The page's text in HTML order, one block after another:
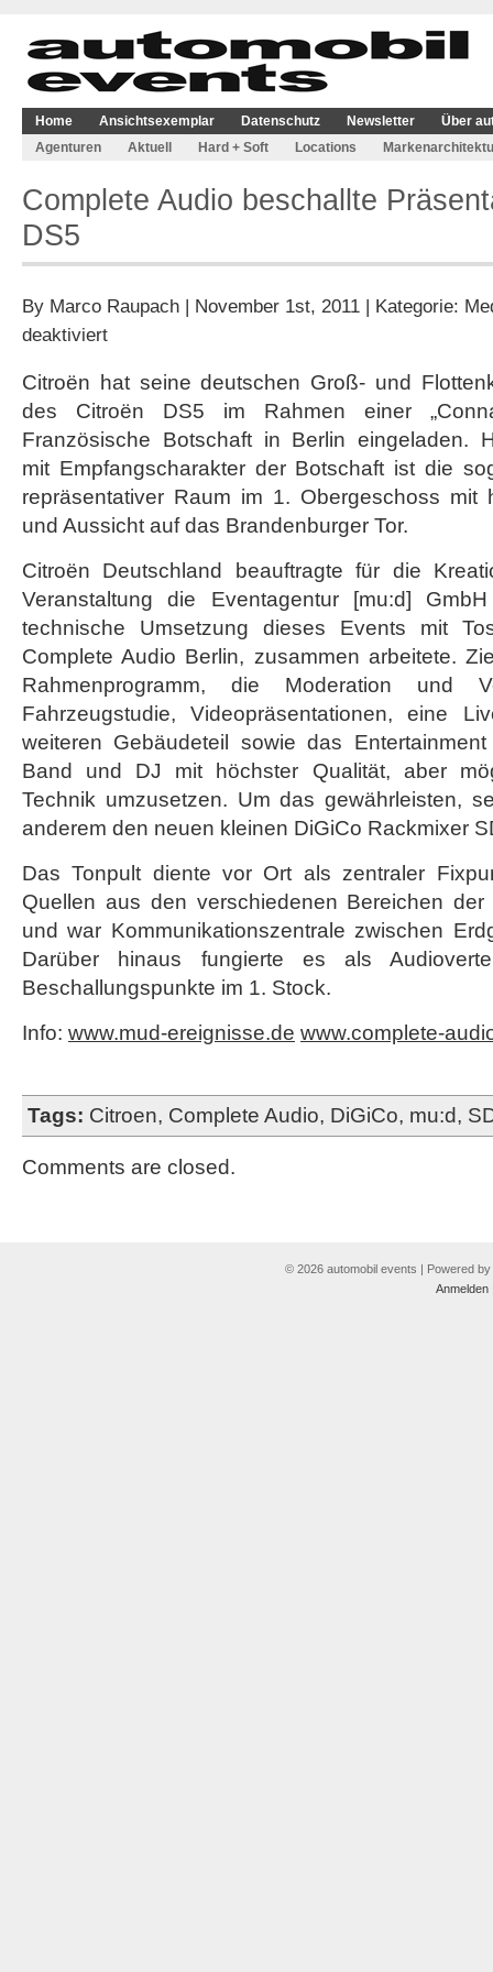
Home Ansichtsexemplar Datenschutz Newsletter
Über
Agenturen
Aktuell Hard + Soft Locations
Complete Audio beschallte
DS5
By Marco Raupach | November 1st, 2011 | Kategorie:
deaktiviertfür
beschallte
Präsentation
Citroën
DS5
Citroën hat seine deutschen Groß- und
des Citroën DS5 im Rahmen einer
Französische Botschaft in Berlin eingeladen.
mit Empfangscharakter der Botschaft ist die
repräsentativer Raum im 1. Obergeschoss mit
und Aussicht auf das Brandenburger Tor.
Citroën Deutschland beauftragte für die
Veranstaltung die Eventagentur [mu:d]
technische Umsetzung dieses Events mit
Complete Audio Berlin, zusammen arbeitete.
Rahmenprogramm, die Moderation und
Fahrzeugstudie, Videopräsentationen, eine
weiteren Gebäudeteil sowie das
Band und DJ mit höchster Qualität, aber
Technik umzusetzen. Um das gewährleisten,
anderem den neuen kleinen DiGiCo Rackmixer
Das Tonpult diente vor Ort als zentraler
Quellen aus den verschiedenen Bereichen der
und war Kommunikationszentrale zwischen
Darüber hinaus fungierte es als
Beschallungspunkte im 1. Stock.
Info: www.mud-ereignisse.de www.complete-
Tags: Citroen, Complete Audio, DiGiCo, mu:d,
Comments are closed.
© 2026 automobil events | Powered by
Anmelden|